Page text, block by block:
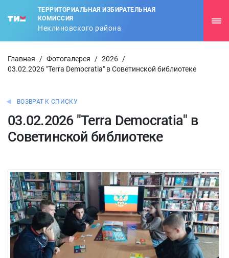
ТЕРРИТОРИАЛЬНАЯ ИЗБИРАТЕЛЬНАЯ
КОМИССИЯ
Неклиновского района
Главная / Фотогалерея / 2026 /
03.02.2026 "Terra Democratia" в Советинской библиотеке
ВОЗВРАТ К СПИСКУ
03.02.2026 "Terra Democratia" в
Советинской библиотеке